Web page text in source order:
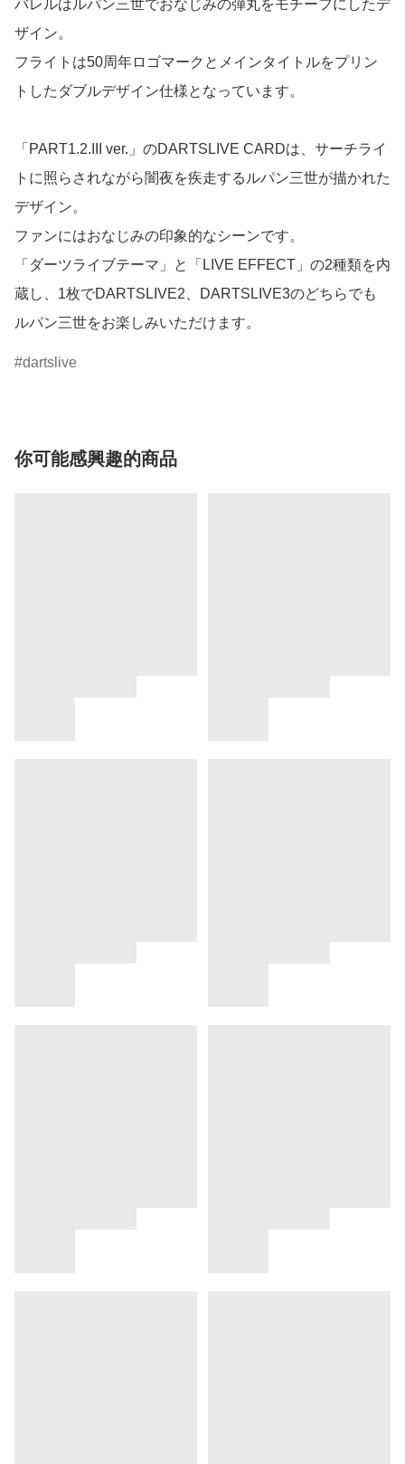
バレルはルパン三世でおなじみの弾丸をモチーフにしたデ
ザイン。
フライトは50周年ロゴマークとメインタイトルをプリン
トしたダブルデザイン仕様となっています。
「PART1.2.III ver.」のDARTSLIVE CARDは、サーチライ
トに照らされながら闇夜を疾走するルパン三世が描かれた
デザイン。
ファンにはおなじみの印象的なシーンです。
「ダーツライブテーマ」と「LIVE EFFECT」の2種類を内
蔵し、1枚でDARTSLIVE2、DARTSLIVE3のどちらでも
ルパン三世をお楽しみいただけます。
dartslive
你可能感興趣的商品